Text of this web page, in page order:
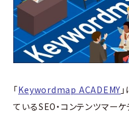
「Keywordmap ACADEMY
ているSEO・コンテンツマー